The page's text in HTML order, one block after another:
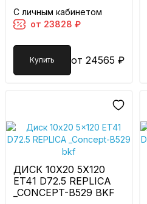
С личным кабинетом
от 23828 ₽
Купить от 24565 ₽
ДИСК 10X20 5X120
ET41 D72.5 REPLICA
_CONCEPT-B529 BKF